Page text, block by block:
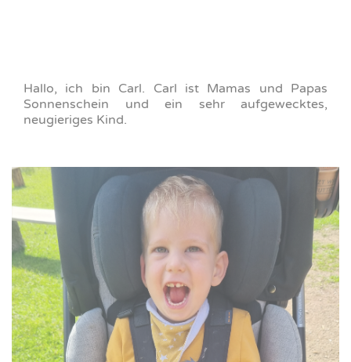
Hallo, ich bin Carl. Carl ist Mamas und Papas
Sonnenschein und ein sehr aufgewecktes,
neugieriges Kind.